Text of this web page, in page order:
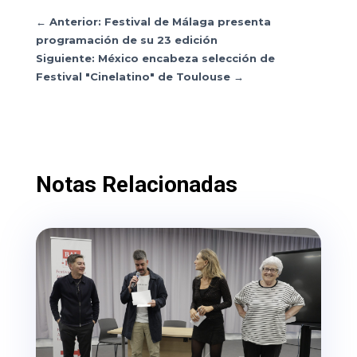
← Anterior: Festival de Málaga presenta
programación de su 23 edición
Siguiente: México encabeza selección de
Festival "Cinelatino" de Toulouse→
Notas Relacionadas